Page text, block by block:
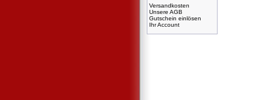
Versandkosten
Unsere AGB
Gutschein einlösen
Ihr Account